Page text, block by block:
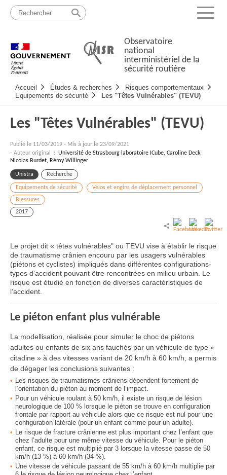
Passer
contenu
Menu
Observatoire
national
interministériel de la
sécurité routière
principale
Accueil Études & recherches
Risques comportementaux
Equipements de sécurité
Les "Têtes Vulnérables" (TEVU)
Les "Têtes Vulnérables" (TEVU)
Publié le 11/03/2019 - Mis à jour le 23/09/2021
- Auteur original : Université de Strasbourg laboratoire ICube, Caroline Deck,
Nicolas Burdet, Rémy Willinger
Unistra Recherche
Equipements de sécurité
Vélos et engins de déplacement personnel
Blessures
2017
Le projet dit « têtes vulnérables" ou TEVU vise à établir le risque
de traumatisme crânien encouru par les usagers vulnérables
(piétons et cyclistes) impliqués dans différentes configurations-
types d’accident pouvant être rencontrées en milieu urbain. Le
risque est étudié en fonction de diverses caractéristiques de
l’accident.
Le piéton enfant plus vulnérable
La modellisation, réalisée pour simuler le choc de piétons
adultes ou enfants de six ans fauchés par un véhicule de type «
citadine » à des vitesses variant de 20 km/h à 60 km/h, a permis
de dégager les conclusions suivantes :
Les risques de traumatismes crâniens dépendent fortement de
l’orientation du piéton au moment de l’impact.
Pour un véhicule roulant à 50 km/h, il existe un risque de lésion
neurologique de 100 % lorsque le piéton se trouve en configuration
frontale par rapport au véhicule alors que ce risque est nul pour une
configuration latérale (pour un enfant comme pour un adulte).
Le risque de fracture crânienne est plus important chez l’enfant que
chez l’adulte pour une même vitesse du véhicule. Pour le piéton
enfant, ce risque est multiplié par 3 lorsque la vitesse passe de 50
km/h (13 %) à 60 km/h (34 %).
Une vitesse de véhicule passant de 55 km/h à 60 km/h multiplie par